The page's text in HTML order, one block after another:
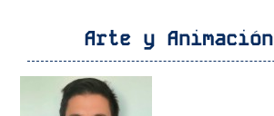
Arte y Animación